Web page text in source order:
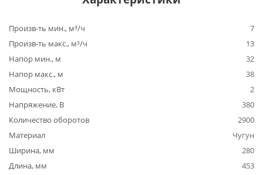
Произв-ть мин., м³/ч
7
Произв-ть макс., м³/ч
13
Напор мин., м
32
Напор макс., м
38
Мощность, кВт
2
Напряжение, В
380
Количество оборотов
2900
Материал
Чугун
Ширина, мм
280
Длина, мм
453